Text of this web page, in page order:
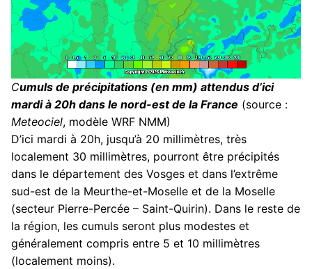
Cumuls de précipitations (en mm) attendus d’ici
mardi à 20h dans le nord-est de la France (source :
Meteociel, modèle WRF NMM)
D’ici mardi à 20h, jusqu’à 20 millimètres, très
localement 30 millimètres, pourront être précipités
dans le département des Vosges et dans l’extrême
sud-est de la Meurthe-et-Moselle et de la Moselle
(secteur Pierre-Percée – Saint-Quirin). Dans le reste de
la région, les cumuls seront plus modestes et
généralement compris entre 5 et 10 millimètres
(localement moins).